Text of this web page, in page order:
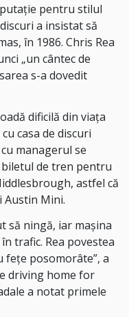
pentru stilul
a insistat să
în 1986. Chris Rea
„un cântec de
s-a dovedit
dificilă din viața
casa de discuri
managerul se
de tren pentru
astfel că
Austin Mini.
să ningă, iar mașina
trafic. Rea povestea
fețe posomorâte”, a
driving home for
a notat primele